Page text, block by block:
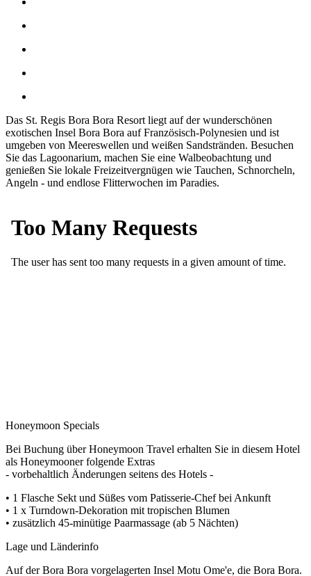
Das St. Regis Bora Bora Resort liegt auf der wunderschönen
exotischen Insel Bora Bora auf Französisch-Polynesien und ist
umgeben von Meereswellen und weißen Sandstränden. Besuchen
Sie das Lagoonarium, machen Sie eine Walbeobachtung und
genießen Sie lokale Freizeitvergnügen wie Tauchen, Schnorcheln,
Angeln - und endlose Flitterwochen im Paradies.
Honeymoon Specials
Bei Buchung über Honeymoon Travel erhalten Sie in diesem Hotel
als Honeymooner folgende Extras
- vorbehaltlich Änderungen seitens des Hotels -
• 1 Flasche Sekt und Süßes vom Patisserie-Chef bei Ankunft
• 1 x Turndown-Dekoration mit tropischen Blumen
• zusätzlich 45-minütige Paarmassage (ab 5 Nächten)
Lage und Länderinfo
Auf der Bora Bora vorgelagerten Insel Motu Ome'e, die Bora Bora.